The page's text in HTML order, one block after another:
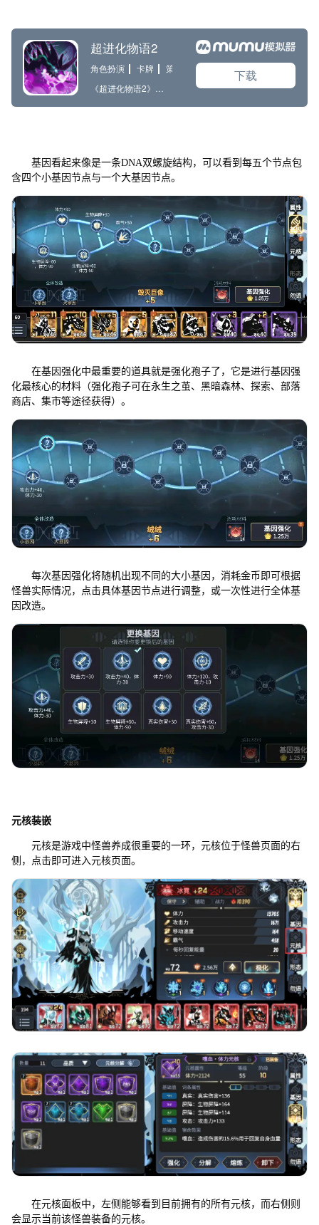
基因看起来像是一条DNA双螺旋结构，可以看到每五个节点包
含四个小基因节点与一个大基因节点。
在基因强化中最重要的道具就是强化孢子了，它是进行基因强
化最核心的材料（强化孢子可在永生之茧、黑暗森林、探索、部落
商店、集市等途径获得）。
每次基因强化将随机出现不同的大小基因，消耗金币即可根据
怪兽实际情况，点击具体基因节点进行调整，或一次性进行全体基
因改造。
元核装嵌
元核是游戏中怪兽养成很重要的一环，元核位于怪兽页面的右
侧，点击即可进入元核页面。
在元核面板中，左侧能够看到目前拥有的所有元核，而右侧则
会显示当前该怪兽装备的元核。